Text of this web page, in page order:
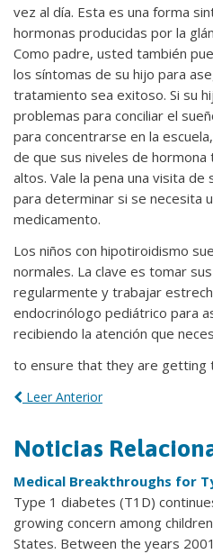
vez al día. Esta es una forma
hormonas producidas por la
Como padre, usted también
los síntomas de su hijo para
tratamiento sea exitoso. Si su
problemas para conciliar el
para concentrarse en la
de que sus niveles de
altos. Vale la pena una visita
para determinar si se necesita
medicamento.
Los niños con hipotiroidismo
normales. La clave es tomar
regularmente y trabajar
endocrinólogo pediátrico para
recibiendo la atención que
to ensure that they are getting
Leer Anterior
Noticias
Medical Breakthroughs for
Type 1 diabetes (T1D)
growing concern among
States. Between the years